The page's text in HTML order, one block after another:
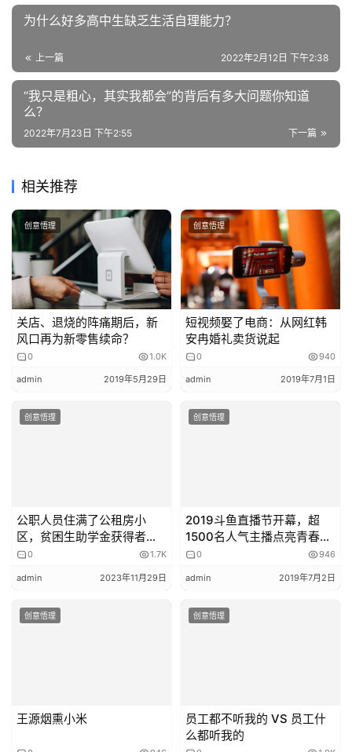
的
作
教
素
更不用说那些隐形的福利、社会地位等等，真实的社会，从
高考就开始分流了。
身边太多的案例也让我意识到，好好学习，对普通孩子来说
太重要了。
所以，从儿子上学开始，我就是一个严厉的“虎妈”，逼着儿
即使儿子很讨厌，即使花了家庭收入的绝大部分，我也各种
威逼利诱，不容许儿子放弃。
小学还好，儿子虽然也哭闹着不爱学，但胳膊扭不过大腿，
最后还是我说了算。
可从初中开始，儿子变得逆反起来，跟我的对抗也越来越激
我觉得儿子太不懂事，指责他：
儿子觉得我控制欲太强：
“你只知道逼我学习，我又不是学习的机器！
为什么好多高中生缺乏生活自理能力？
上一篇 2022年2月12日 下午2:38
“我只是粗心，其实我都会”的背后有多大问题你知道
么？
下一篇
2022年7月23日 下午2:55
相关推荐
创意悟理
关店、退烧的阵痛期后，新
风口再为新零售续命？
0 1.0K
admin 2019年5月29日
创意悟理
短视频娶了电商：从网红韩
安冉婚礼卖货说起
0 940
admin 2019年7月1日
创意悟理
公职人员住满了公租房小
区，贫困生助学金获得者外
出看演唱会
0 1.7K
admin 2023年11月29日
创意悟理
2019斗鱼直播节开幕，超
1500名人气主播点亮青春武
汉0 946
admin 2019年7月2日
创意悟理
王源烟熏小米
创意悟理
员工都不听我的 VS 员工什
么都听我的